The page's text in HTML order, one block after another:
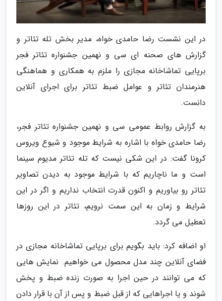
در این نشست رضا حامدی خواه، مدیر بخش تله تئاتر و
گزارش های صحنه ای سی و نهمین جشنواره تئاتر فجر
برپایی تماشاخانه مجازی را ملزم به همکاری و هماهنگی
هنرمندان تئاتر و عوامل ضبط تئاتر برای اجرای آنلاین
دانست.
به گزارش روابط عمومی سی و نهمین جشنواره تئاتر فجر،
رضا حامدی خواه با اشاره به شرایط موجود و شیوع ویروس
کرونا گفت: در این شکی نیست که تله تئاتر مدیوم سینما
است و ما ناچاریم که با شرایط موجود به دیدن تصاویر
تئاتر رو بیاوریم و اکنون قدرت انتخاب نداریم و اگر در این
شرایط و زمان به این سمت نرویم، تئاتر در این روزها
تعطیل می گردد.
او اضافه کرد: باید بگویم برای برپایی تماشاخانه مجازی در
فضای آنلاین چند مدل محصول می خواهیم. نمایش هایی
که می توانند در حین اجرا به صورت زنده ضبط و پخش
شوند و یا اجراهایی که از قبل ضبط و پس از آن با قرار دادن